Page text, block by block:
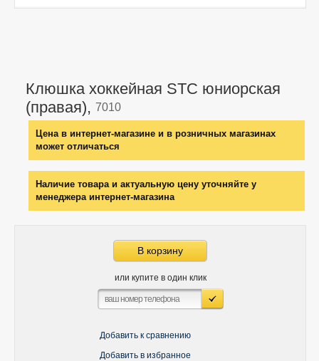
Клюшка хоккейная STC юниорская
(правая), 7010
Цена в интернет-магазине и в розничных магазинах
может отличаться
Наличие товара и актуальную цену уточняйте у
менеджера интернет-магазина
В корзину
или купите в один клик
Добавить к сравнению
Добавить в избранное